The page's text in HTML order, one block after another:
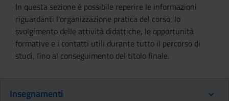
In questa sezione è possibile reperire le informazioni
riguardanti l'organizzazione pratica del corso, lo
svolgimento delle attività didattiche, le opportunità
formative e i contatti utili durante tutto il percorso di
studi, fino al conseguimento del titolo finale.
Insegnamenti